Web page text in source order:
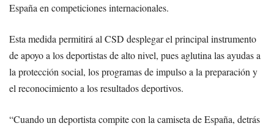
España en competiciones internacionales.
Esta medida permitirá al CSD desplegar el principal instrumento
de apoyo a los deportistas de alto nivel, pues aglutina las ayudas a
la protección social, los programas de impulso a la preparación y
el reconocimiento a los resultados deportivos.
“Cuando un deportista compite con la camiseta de España, detrás